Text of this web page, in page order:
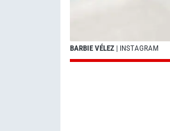
BARBIE VÉLEZ | INSTAGRAM